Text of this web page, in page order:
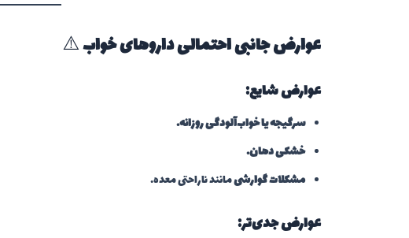
عوارض جانبی احتمالی داروهای خواب⚠️
عوارض شایع:
سرگیجه یا خواب‌آلودگی روزانه.
خشکی دهان.
مشکلات گوارشیمانند ناراحتی معده.
عوارض جدی‌تر: